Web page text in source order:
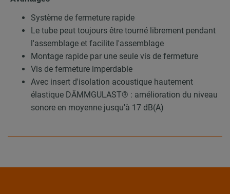
Système de fermeture rapide
Le tube peut toujours être tourné librement pendant
l'assemblage et facilite l'assemblage
Montage rapide par une seule vis de fermeture
Vis de fermeture imperdable
Avec insert d'isolation acoustique hautement
élastique DÄMMGULAST® : amélioration du niveau
sonore en moyenne jusqu'à 17 dB(A)